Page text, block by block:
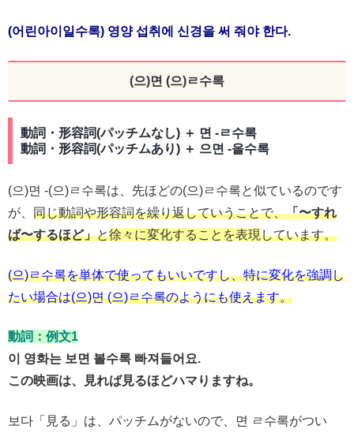
(어린아이일수록) 영양 섭취에 신경을 써 줘야 한다.
(으)면 (으)ㄹ수록
動詞・形容詞(パッチムなし) ＋ 면 -ㄹ수록
動詞・形容詞(パッチムあり) ＋ 으면 -을수록
(으)면 -(으)ㄹ수록は、先ほどの(으)ㄹ수록と似ているのです
が、 同じ動詞や形容詞を繰り返していうことで、「〜すれ
ば〜するほど」と徐々に変化することを表現しています。
(으)ㄹ수록を単体で使ってもいいですし、特に変化を強調し
たい場合は(으)면 (으)ㄹ수록のようにも使えます。
動詞：例文1
이 영화는 보면 볼수록 빠져들어요.
この映画は、見れば見るほどハマりますね。
보다「見る」は、パッチムがないので、면 ㄹ수록がつい